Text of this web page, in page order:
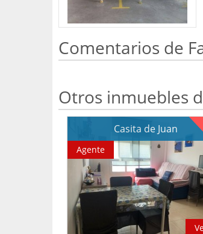
Comentarios de
Otros inmuebles
Casita de Juan
Agente